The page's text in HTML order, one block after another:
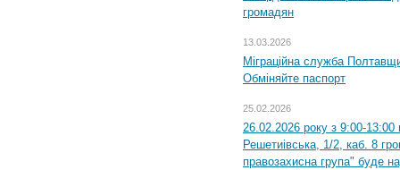
громадян
13.03.2026
Міграційна служба
Обміняйте паспорт
25.02.2026
26.02.2026 року з 9:00-
Решетиівська, 1/2, каб. 8
правозахисна група" буде